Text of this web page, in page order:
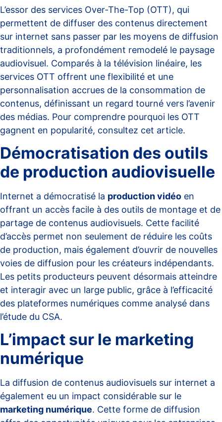
L’essor des services Over-The-Top (OTT), qui
permettent de diffuser des contenus directement
sur internet sans passer par les moyens de diffusion
traditionnels, a profondément remodelé le paysage
audiovisuel. Comparés à la télévision linéaire, les
services OTT offrent une flexibilité et une
personnalisation accrues de la consommation de
contenus, définissant un regard tourné vers l’avenir
des médias. Pour comprendre pourquoi les OTT
gagnent en popularité, consultez cet article.
Démocratisation des outils
de production audiovisuelle
Internet a démocratisé la production vidéo en
offrant un accès facile à des outils de montage et de
partage de contenus audiovisuels. Cette facilité
d’accès permet non seulement de réduire les coûts
de production, mais également d’ouvrir de nouvelles
voies de diffusion pour les créateurs indépendants.
Les petits producteurs peuvent désormais atteindre
et interagir avec un large public, grâce à l’efficacité
des plateformes numériques comme analysé dans
l’étude du CSA.
L’impact sur le marketing
numérique
La diffusion de contenus audiovisuels sur internet a
également eu un impact considérable sur le
marketing numérique. Cette forme de diffusion